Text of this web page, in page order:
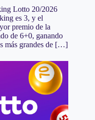
Lotto 20/2026
es 3, y el
premio de la
de 6+0, ganando
más grandes de […]